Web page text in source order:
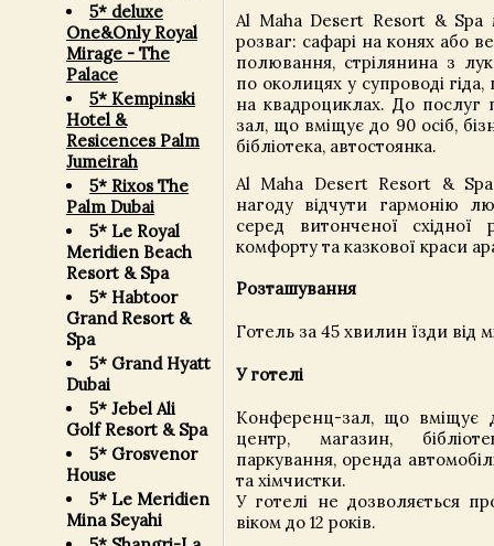
5* deluxe
One&Only Royal
Mirage - The
Palace
5* Kempinski
Hotel &
Resicences Palm
Jumeirah
5* Rixos The
Palm Dubai
5* Le Royal
Meridien Beach
Resort & Spa
5* Habtoor
Grand Resort &
Spa
5* Grand Hyatt
Dubai
5* Jebel Ali
Golf Resort & Spa
5* Grosvenor
House
5* Le Meridien
Mina Seyahi
Al Maha Desert Resort & Spa
розваг: сафарі на конях або
полювання, стрілянина з
по околицях у супроводі
на квадроциклах. До послуг
зал, що вміщує до 90 осіб,
бібліотека, автостоянка.
Al Maha Desert Resort &
нагоду відчути гармонію
серед витонченої східної
комфорту та казкової краси
Розташування
Готель за 45 хвилин їзди від
У готелі
Конференц-зал, що вміщує
центр, магазин,
паркування, оренда
та хімчистки.
У готелі не дозволяється
віком до 12 років.